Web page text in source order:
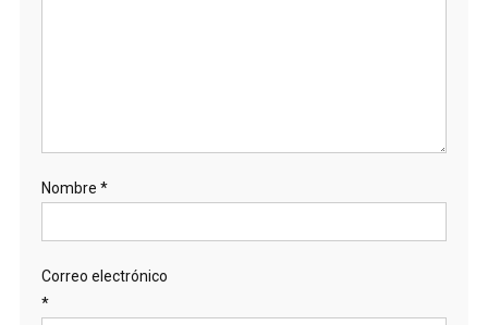
Nombre *
Correo electrónico
*